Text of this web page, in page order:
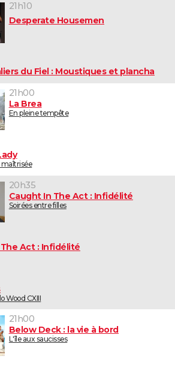
21h10
Desperate Housemen
du Fiel : Moustiques et plancha
21h00
La Brea
En pleine tempête
20h35
Caught In The Act : Infidélité
Soirées entre filles
Act : Infidélité
Wood CXIII
21h00
Below Deck : la vie à bord
L'île aux saucisses